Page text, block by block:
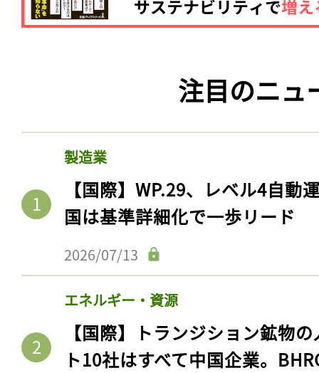
注目のニュ
製造業
【国際】WP.29、レベル4自動
国は基準詳細化で一歩リード
2026/07/13
エネルギー・資源
【国際】トランジション鉱物
ト10社はすべて中国企業。
会員登録